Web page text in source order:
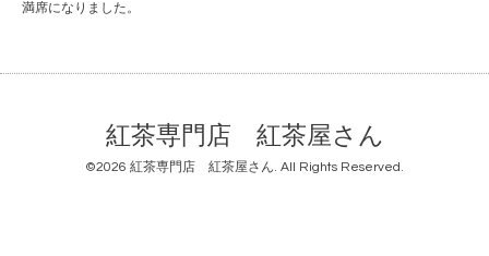
満席になりました。
紅茶専門店 紅茶屋さん
©2026 紅茶専門店 紅茶屋さん. All Rights Reserved.